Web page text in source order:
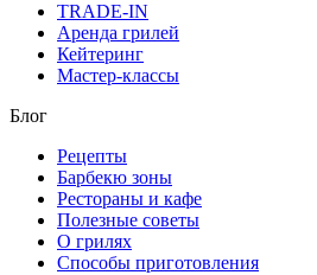
TRADE-IN
Аренда грилей
Кейтеринг
Мастер-классы
Блог
Рецепты
Барбекю зоны
Рестораны и кафе
Полезные советы
О грилях
Способы приготовления